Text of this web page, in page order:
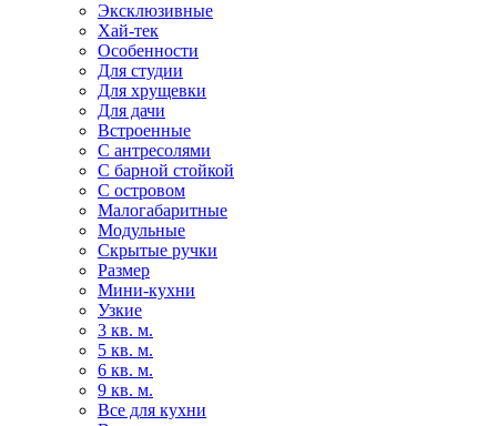
Эксклюзивные
Хай-тек
Особенности
Для студии
Для хрущевки
Для дачи
Встроенные
С антресолями
С барной стойкой
С островом
Малогабаритные
Модульные
Скрытые ручки
Размер
Мини-кухни
Узкие
3 кв. м.
5 кв. м.
6 кв. м.
9 кв. м.
Все для кухни